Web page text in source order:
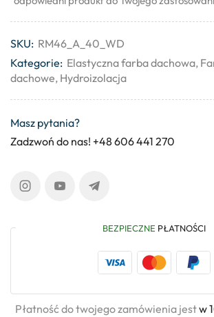
SKU: RM46_A_40_WD
Kategorie: Elastyczna farba dachowa,
dachowe, Hydroizolacja
Masz pytania?
Zadzwoń do nas! +48 606 441 270
BEZPIECZNE PŁATNOŚCI
Płatność do twojego zamówienia jestw